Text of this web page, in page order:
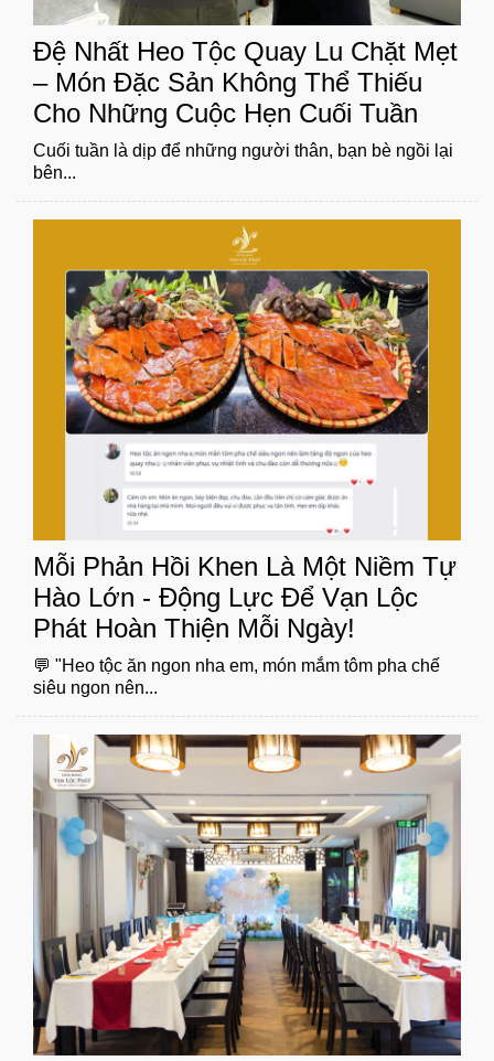
Đệ Nhất Heo Tộc Quay Lu Chặt Mẹt
– Món Đặc Sản Không Thể Thiếu
Cho Những Cuộc Hẹn Cuối Tuần
Cuối tuần là dịp để những người thân, bạn bè ngồi lại
bên...
Mỗi Phản Hồi Khen Là Một Niềm Tự
Hào Lớn - Động Lực Để Vạn Lộc
Phát Hoàn Thiện Mỗi Ngày!
💬 "Heo tộc ăn ngon nha em, món mắm tôm pha chế
siêu ngon nên...